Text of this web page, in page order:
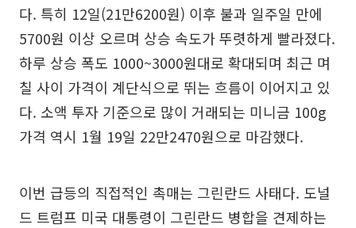
다. 특히 12일(21만6200원) 이후 불과 일주일 만에
5700원 이상 오르며 상승 속도가 뚜렷하게 빨라졌다.
하루 상승 폭도 1000~3000원대로 확대되며 최근 며
칠 사이 가격이 계단식으로 뛰는 흐름이 이어지고 있
다. 소액 투자 기준으로 많이 거래되는 미니금 100g
가격 역시 1월 19일 22만2470원으로 마감했다.
이번 급등의 직접적인 촉매는 그린란드 사태다. 도널
드 트럼프 미국 대통령이 그린란드 병합을 견제하는